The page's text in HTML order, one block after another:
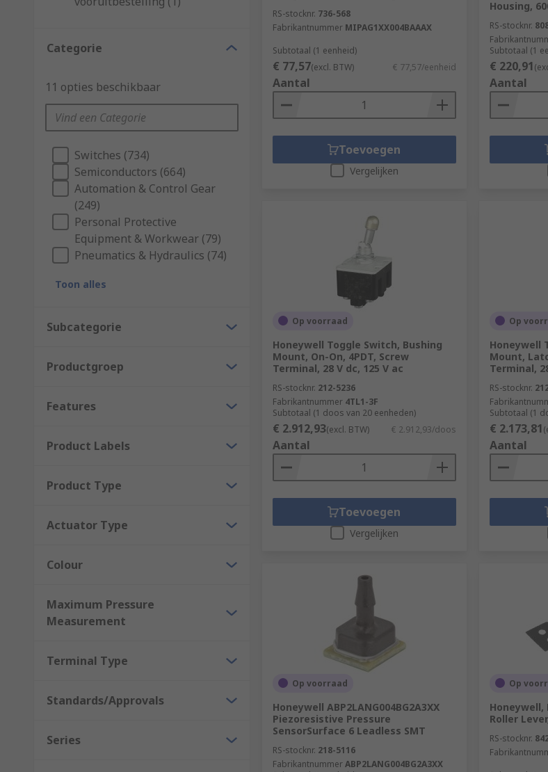
Categorie
11 opties beschikbaar
Switches (734)
Semiconductors (664)
Automation & Control Gear
(249)
Personal Protective
Equipment & Workwear (79)
Pneumatics & Hydraulics (74)
Toon alles
Subcategorie
Productgroep
Features
Product Labels
Product Type
Actuator Type
Colour
Maximum Pressure
Measurement
Terminal Type
Standards/Approvals
Series
RS-stocknr. 736-568
Fabrikantnummer MIPAG1XX004BAAAX
Subtotaal (1 eenheid)
€ 77,57(excl. BTW) € 77,57/eenheid
Aantal
Toevoegen
Vergelijken
Housing,
RS-stocknr.
Subtotaal (1
€ 220,91
Aantal
Op voorraad
Honeywell Toggle Switch, Bushing
Mount, On-On, 4PDT, Screw
Terminal, 28 V dc, 125 V ac
RS-stocknr. 212-5236
Fabrikantnummer 4TL1-3F
Subtotaal (1 doos van 20 eenheden)
€ 2.912,93(excl. BTW) € 2.912,93/doos
Aantal
Toevoegen
Vergelijken
Op
Honeywell
Mount,
Terminal,
RS-stocknr.
Subtotaal (1
€ 2.173,81
Aantal
Op voorraad
Honeywell ABP2LANG004BG2A3XX
Piezoresistive Pressure
SensorSurface 6 Leadless SMT
RS-stocknr. 218-5116
FabrikantnummerABP2LANG004BG2A3XX
Op
Roller
RS-stocknr.